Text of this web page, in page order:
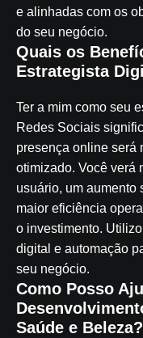
e alinhadas com os
do seu negócio.
Quais os
Estrategista
Ter a mim como seu
Redes Sociais
presença online será
otimizado. Você verá
usuário, um aumento
maior eficiência
o investimento.
digital e automação
seu negócio.
Como Posso
Saúde e Beleza?